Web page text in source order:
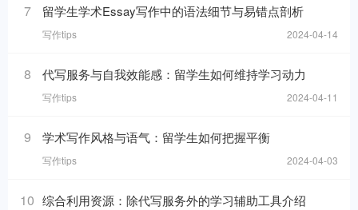
7 留学生学术Essay写作中的语法细节与易错点剖析
写作tips 2024-04-14
8 代写服务与自我效能感：留学生如何维持学习动力
写作tips 2024-04-11
9 学术写作风格与语气：留学生如何把握平衡
写作tips 2024-04-03
10 综合利用资源：除代写服务外的学习辅助工具介绍